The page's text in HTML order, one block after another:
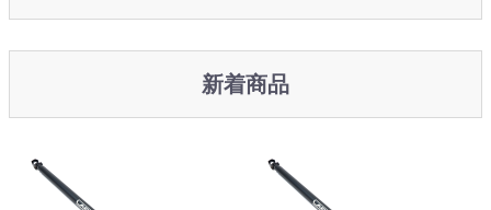
新着商品